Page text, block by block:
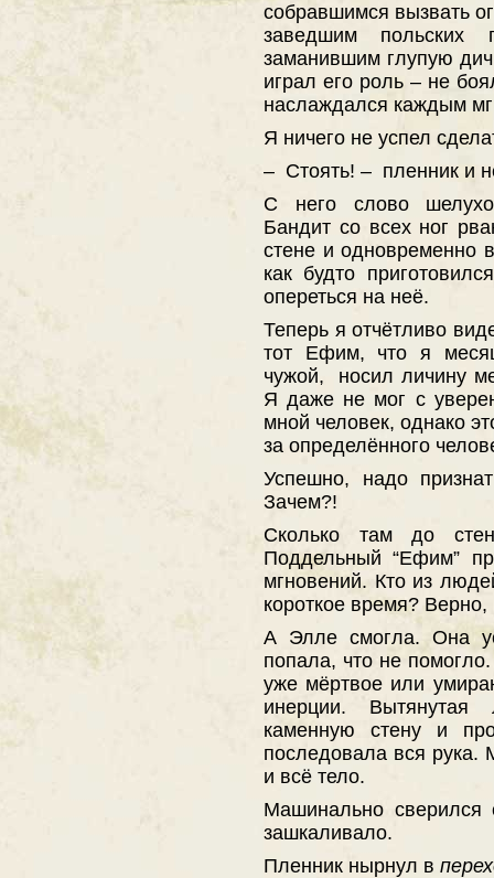
собравшимся вызвать
заведшим польских
заманившим глупую
играл его роль – не
наслаждался каждым
Я ничего не успел
– Стоять! – пленник и
С него слово
Бандит со всех ног
стене и одновременно
как будто
опереться на неё.
Теперь я отчётливо
тот Ефим, что я
чужой, носил личину
Я даже не мог с
мной человек, однако
за определённого
Успешно, надо
Зачем?!
Сколько там до
Поддельный “Ефим”
мгновений. Кто из
короткое время? Верно,
А Элле смогла. Она
попала, что не
уже мёртвое или
инерции.
каменную стену и
последовала вся рука.
и всё тело.
Машинально сверился
зашкаливало.
Пленник нырнул в